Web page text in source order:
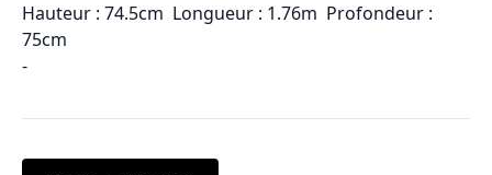
Hauteur : 74.5cm Longueur : 1.76m Profondeur :
75cm
-